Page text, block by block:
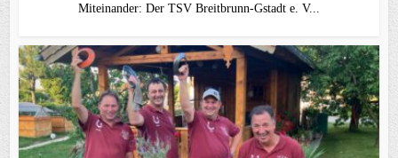
Miteinander: Der TSV Breitbrunn-Gstadt e. V...